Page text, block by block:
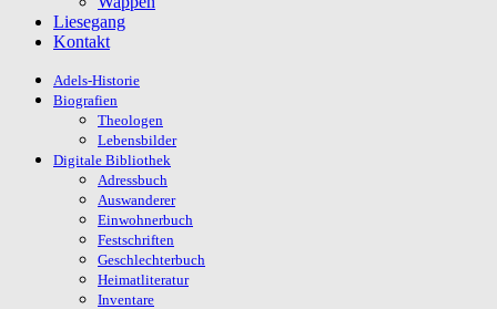
Liesegang
Kontakt
Adels-Historie
Biografien
Theologen
Lebensbilder
Digitale Bibliothek
Adressbuch
Auswanderer
Einwohnerbuch
Festschriften
Geschlechterbuch
Heimatliteratur
Inventare